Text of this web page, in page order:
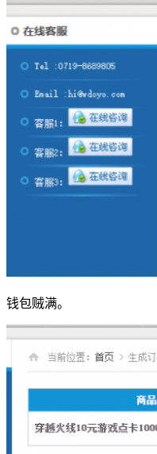
钱包贼满。